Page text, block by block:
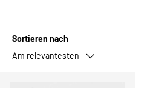
Sortieren nach
Am relevantesten